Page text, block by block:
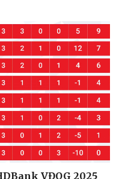
VĐQG 2025